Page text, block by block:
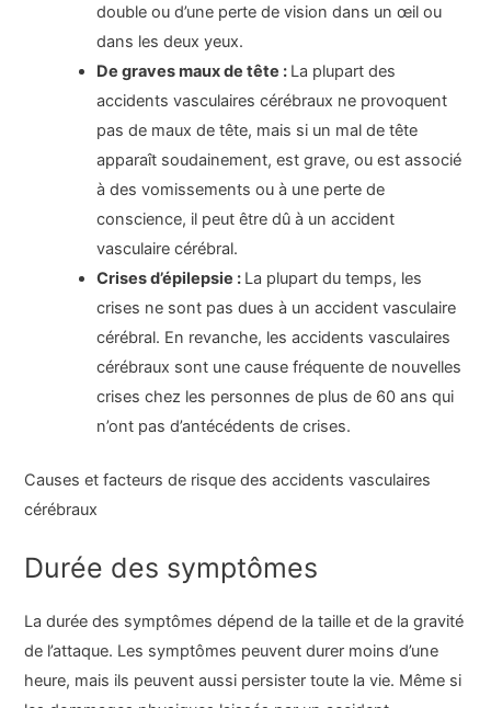
double ou d’une perte de vision dans un œil ou
dans les deux yeux.
De graves maux de tête : La plupart des
accidents vasculaires cérébraux ne provoquent
pas de maux de tête, mais si un mal de tête
apparaît soudainement, est grave, ou est associé
à des vomissements ou à une perte de
conscience, il peut être dû à un accident
vasculaire cérébral.
Crises d’épilepsie : La plupart du temps, les
crises ne sont pas dues à un accident vasculaire
cérébral. En revanche, les accidents vasculaires
cérébraux sont une cause fréquente de nouvelles
crises chez les personnes de plus de 60 ans qui
n’ont pas d’antécédents de crises.
Causes et facteurs de risque des accidents vasculaires
cérébraux
Durée des symptômes
La durée des symptômes dépend de la taille et de la gravité
de l’attaque. Les symptômes peuvent durer moins d’une
heure, mais ils peuvent aussi persister toute la vie. Même si